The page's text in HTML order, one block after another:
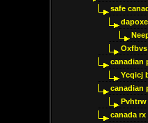
safe
canadian
Ycqicj
canadian
canada